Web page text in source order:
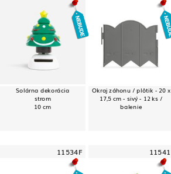
Solárna dekorácia
strom
10 cm
Okraj záhonu / plôtik - 20 x
17,5 cm - sivý - 12 ks /
balenie
11534F 11541